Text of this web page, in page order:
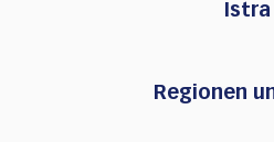
Istra
Regionen